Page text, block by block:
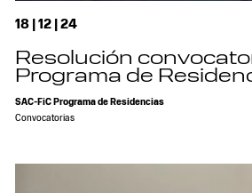
18 | 12 | 24
Resolución
Programa de
SAC-FiC Programa de Residencias
Convocatorias